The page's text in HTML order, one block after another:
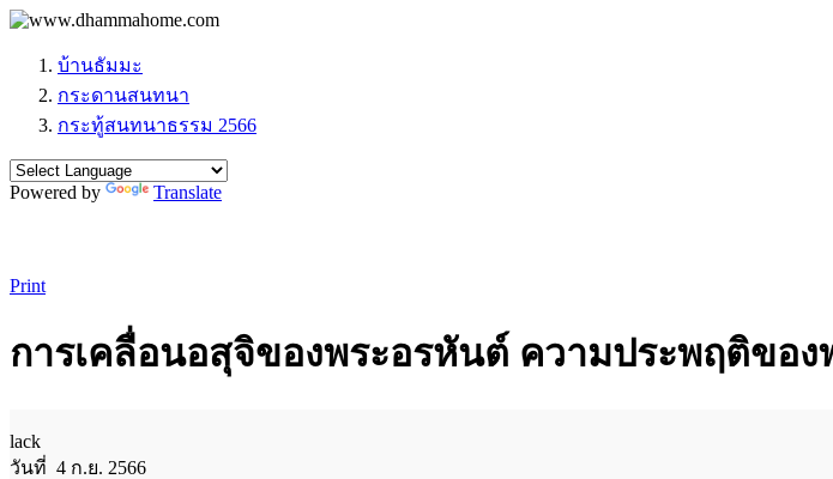
บ้านธัมมะ
กระดานสนทนา
กระทู้สนทนาธรรม 2566
Powered by Translate
Print
การเคลื่อนอสุจิของพระอรหันต์ ความประพฤติขอ
lack
วันที่ 4 ก.ย. 2566